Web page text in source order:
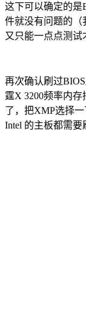
这下可以确定的是
件就没有问题的（
又只能一点点测试
再次确认刷过
霆X 3200频率内
了，把XMP选择
Intel 的主板都需要